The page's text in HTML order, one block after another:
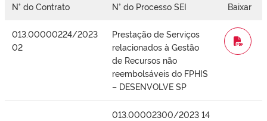
N° do Contrato N° do Processo SEI Baixar
013.00000224/2023
02
Prestação de Serviços
relacionados à Gestão
de Recursos não
reembolsáveis do FPHIS
– DESENVOLVE SP
WORD
013.00002300/2023 14